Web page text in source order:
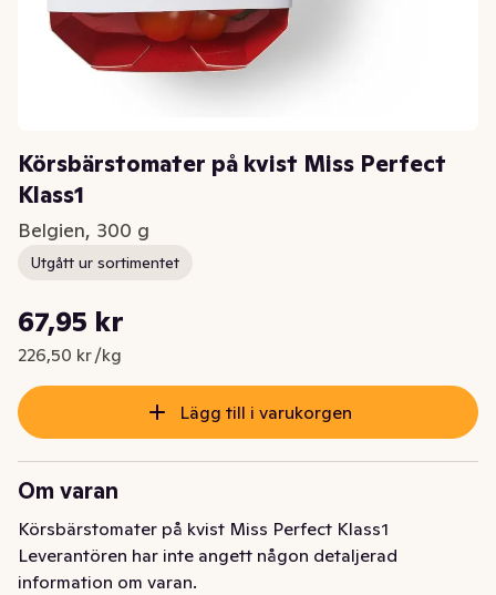
Körsbärstomater på kvist Miss Perfect
Klass1
Belgien, 300 g
Utgått ur sortimentet
Nuvarande pris är: 67,95 kr
67,95 kr
226,50 kr /kg
Styckpris: 226,50 kr /kg
Lägg till i varukorgen
Om varan
Körsbärstomater på kvist Miss Perfect Klass1
Leverantören har inte angett någon detaljerad
information om varan.